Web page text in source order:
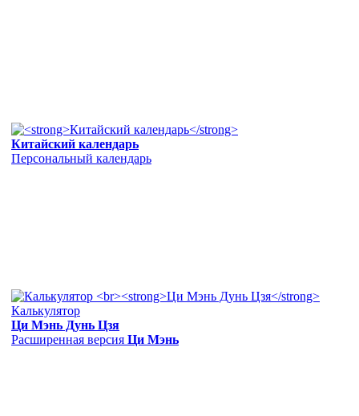
Китайский календарь
Персональный календарь
Калькулятор
Ци Мэнь Дунь Цзя
Расширенная версия Ци Мэнь